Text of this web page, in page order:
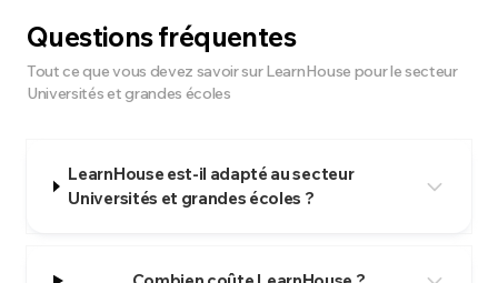
Questions fréquentes
Tout ce que vous devez savoir sur LearnHouse pour le secteur
Universités et grandes écoles
LearnHouse est-il adapté au secteur
Universités et grandes écoles ?